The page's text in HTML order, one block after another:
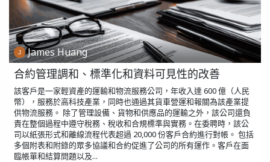
James Huang
合約管理調和、標準化和資料可見性的改善
該客戶是一家輕資產的運輸和物流服務公司，年收入達 600 億（人民
幣），服務於高科技產業，同時也通過其貨車營運和報關為該產業提
供物流服務。 除了管理設備、貨物和供應品的運輸之外，該公司還負
責在整個過程中遵守稅務、稅收和合規標準與實務。在委聘時，該公
司以紙張形式和離線流程代表超過 20,000 份客戶合約進行對帳。 包括
多個附表和附錄的眾多協議和合約促進了公司的所有運作。客戶在面
臨帳單和結算問題以及...